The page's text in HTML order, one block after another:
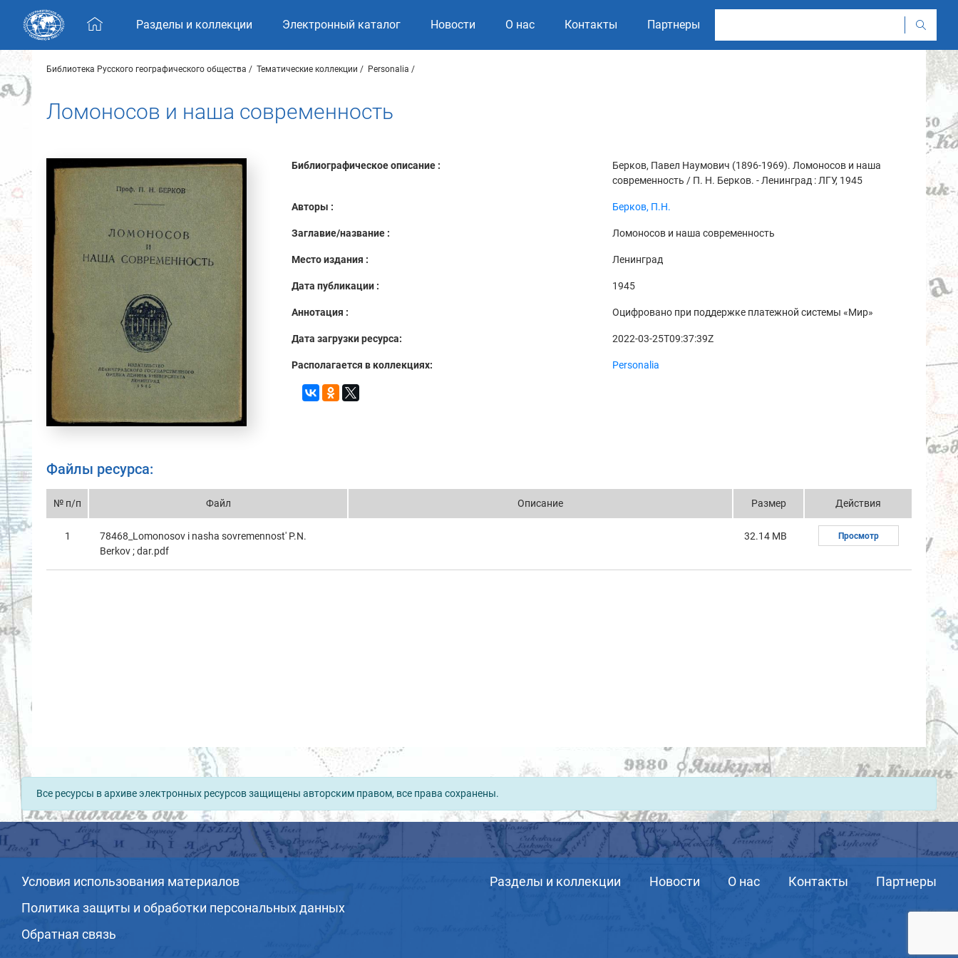
Skip navigation
Разделы и коллекции Электронный каталог Новости О нас Контакты Партнеры
Библиотека Русского географического общества Тематические коллекции Personalia
Ломоносов и наша современность
Библиографическое описание :
Берков, Павел Наумович (1896-1969). Ломоносов и наша
современность / П. Н. Берков. - Ленинград : ЛГУ, 1945
Авторы : Берков, П.Н.
Заглавие/название : Ломоносов и наша современность
Место издания : Ленинград
Дата публикации : 1945
Аннотация : Оцифровано при поддержке платежной системы «Мир»
Дата загрузки ресурса: 2022-03-25T09:37:39Z
Располагается в коллекциях: Personalia
Файлы ресурса:
№ п/п Файл Описание Размер Действия
1
78468_Lomonosov i nasha sovremennost' P.N.
Berkov ; dar.pdf
32.14 MB Просмотр
Все ресурсы в архиве электронных ресурсов защищены авторским правом, все права сохранены.
Условия использования материалов
Политика защиты и обработки персональных данных
Обратная связь
Разделы и коллекции Новости О нас Контакты Партнеры